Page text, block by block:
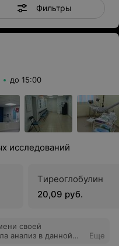
Фильтры
до 15:00
исследований
Tиреоглобулин
20,09 руб.
своей
анализ в данной
Еще